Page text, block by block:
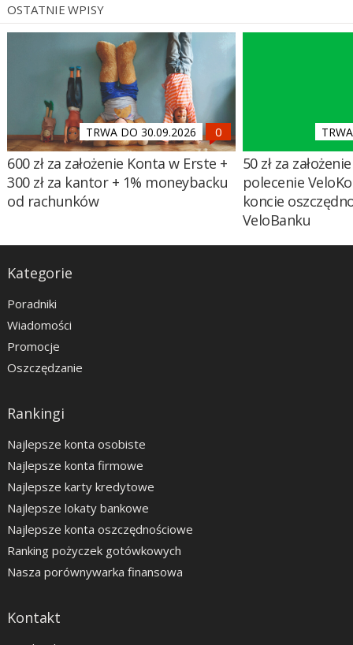
OSTATNIE WPISY
TRWA DO 30.09.2026
600 zł za założenie Konta w Erste +
300 zł za kantor + 1% moneybacku
od rachunków
50 zł za
polecenie
koncie
VeloBanku
Kategorie
Poradniki
Wiadomości
Promocje
Oszczędzanie
Rankingi
Najlepsze konta osobiste
Najlepsze konta firmowe
Najlepsze karty kredytowe
Najlepsze lokaty bankowe
Najlepsze konta oszczędnościowe
Ranking pożyczek gotówkowych
Nasza porównywarka finansowa
Kontakt